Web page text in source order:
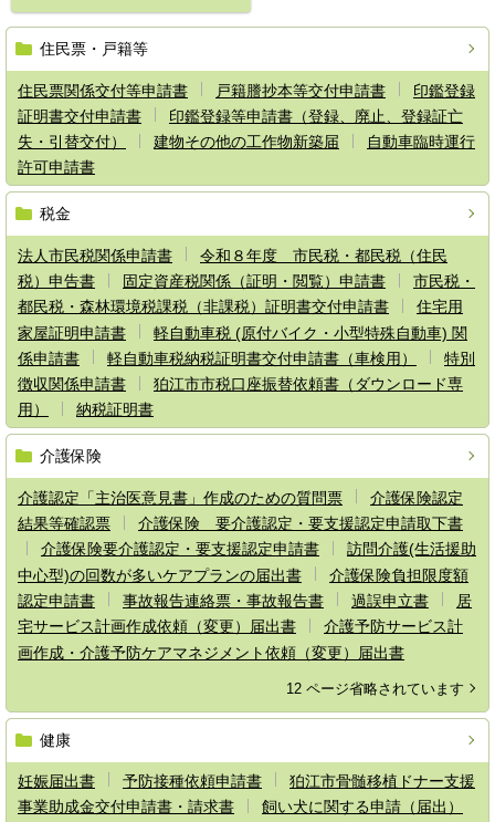
住民票・戸籍等
住民票関係交付等申請書 戸籍謄抄本等交付申請書
印鑑登録
証明書交付申請書
印鑑登録等申請書（登録、廃止、登録証亡
失・引替交付）
建物その他の工作物新築届
自動車臨時運行
許可申請書
税金
法人市民税関係申請書
令和８年度 市民税・都民税（住民
税）申告書
固定資産税関係（証明・閲覧）申請書
市民税・
都民税・森林環境税課税（非課税）証明書交付申請書
住宅用
家屋証明申請書
軽自動車税 (原付バイク・小型特殊自動車) 関
係申請書
軽自動車税納税証明書交付申請書（車検用）
特別
徴収関係申請書
狛江市市税口座振替依頼書（ダウンロード専
用）
納税証明書
介護保険
介護認定「主治医意見書」作成のための質問票
介護保険認定
結果等確認票
介護保険 要介護認定・要支援認定申請取下書
介護保険要介護認定・要支援認定申請書
訪問介護(生活援助
中心型)の回数が多いケアプランの届出書
介護保険負担限度額
認定申請書
事故報告連絡票・事故報告書 過誤申立書
居
宅サービス計画作成依頼（変更）届出書
介護予防サービス計
画作成・介護予防ケアマネジメント依頼（変更）届出書
12 ページ省略されています
健康
妊娠届出書 予防接種依頼申請書
狛江市骨髄移植ドナー支援
事業助成金交付申請書・請求書
飼い犬に関する申請（届出）